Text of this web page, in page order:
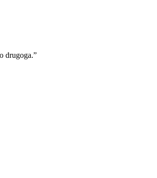
drugoga.”